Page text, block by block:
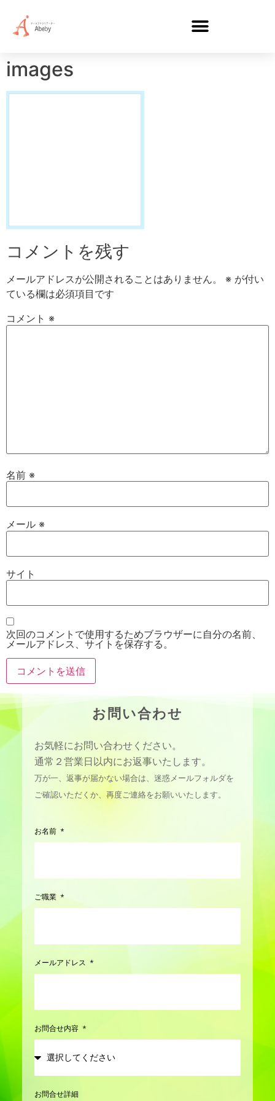
images
コメントを残す
メールアドレスが公開されることはありません。 ※ が付い
ている欄は必須項目です
コメント ※
名前 ※
メール ※
サイト
次回のコメントで使用するためブラウザーに自分の名前、
メールアドレス、サイトを保存する。
お問い合わせ
お気軽にお問い合わせください。
通常２営業日以内にお返事いたします。
万が一、返事が届かない場合は、迷惑メールフォルダを
ご確認いただくか、再度ご連絡をお願いいたします。
お名前
ご職業
メールアドレス
お問合せ内容
お問合せ詳細